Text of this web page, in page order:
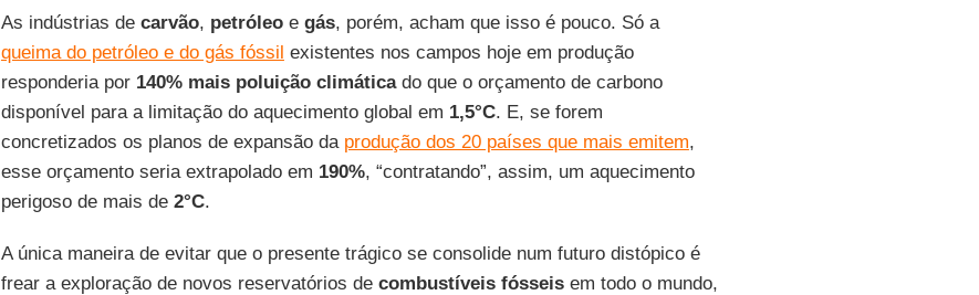
As indústrias de carvão, petróleo egás, porém, acham que isso é pouco. Só a
queima do petróleo e do gás fóssil existentes nos campos hoje em produção
responderia por 140% mais poluição climáticado que o orçamento de carbono
disponível para a limitação do aquecimento global em 1,5°C. E, se forem
concretizados os planos de expansão da produção dos 20 países que mais emitem,
esse orçamento seria extrapolado em 190%, “contratando”, assim, um aquecimento
perigoso de mais de 2°C.
A única maneira de evitar que o presente trágico se consolide num futuro distópico é
frear a exploração de novos reservatórios de combustíveis fósseisem todo o mundo,